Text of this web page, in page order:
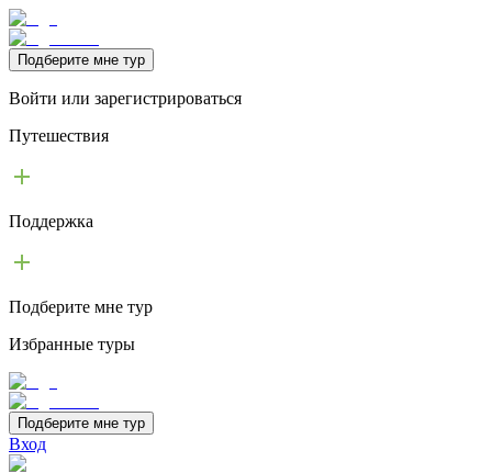
Подберите мне тур
Войти или зарегистрироваться
Путешествия
Поддержка
Подберите мне тур
Избранные туры
Подберите мне тур
Вход